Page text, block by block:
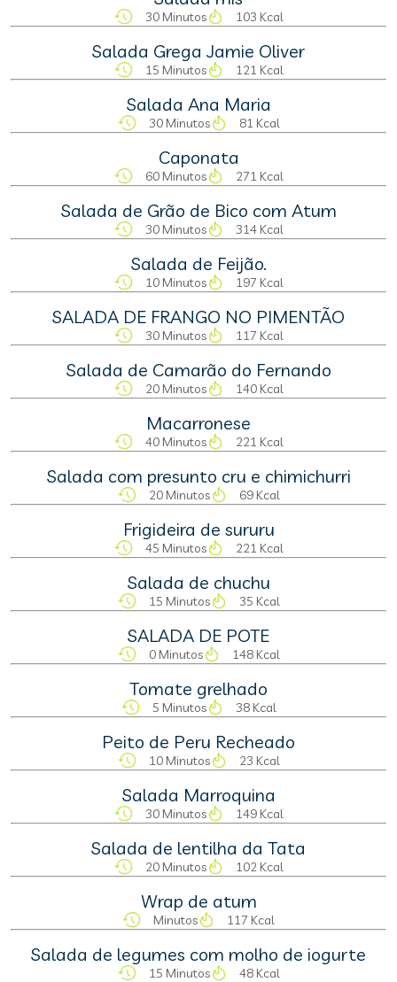
30 Minutos 103 Kcal
Salada Grega Jamie Oliver
15 Minutos 121 Kcal
Salada Ana Maria
30 Minutos 81 Kcal
Caponata
60 Minutos 271 Kcal
Salada de Grão de Bico com Atum
30 Minutos 314 Kcal
Salada de Feijão.
10 Minutos 197 Kcal
SALADA DE FRANGO NO PIMENTÃO
30 Minutos 117 Kcal
Salada de Camarão do Fernando
20 Minutos 140 Kcal
Macarronese
40 Minutos 221 Kcal
Salada com presunto cru e chimichurri
20 Minutos 69 Kcal
Frigideira de sururu
45 Minutos 221 Kcal
Salada de chuchu
15 Minutos 35 Kcal
SALADA DE POTE
0 Minutos 148 Kcal
Tomate grelhado
5 Minutos 38 Kcal
Peito de Peru Recheado
10 Minutos 23 Kcal
Salada Marroquina
30 Minutos 149 Kcal
Salada de lentilha da Tata
20 Minutos 102 Kcal
Wrap de atum
Minutos 117 Kcal
Salada de legumes com molho de iogurte
15 Minutos 48 Kcal